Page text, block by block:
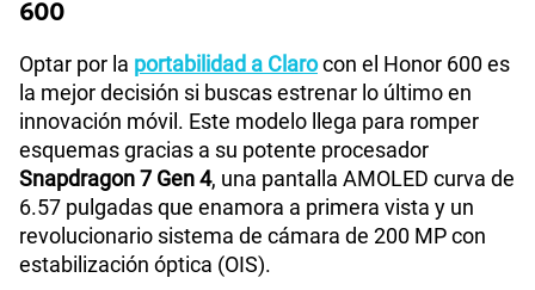
600
Optar por la portabilidad a Clarocon el Honor 600 es
la mejor decisión si buscas estrenar lo último en
innovación móvil. Este modelo llega para romper
esquemas gracias a su potente procesador
Snapdragon 7 Gen 4, una pantalla AMOLED curva de
6.57 pulgadas que enamora a primera vista y un
revolucionario sistema de cámara de 200 MP con
estabilización óptica (OIS).